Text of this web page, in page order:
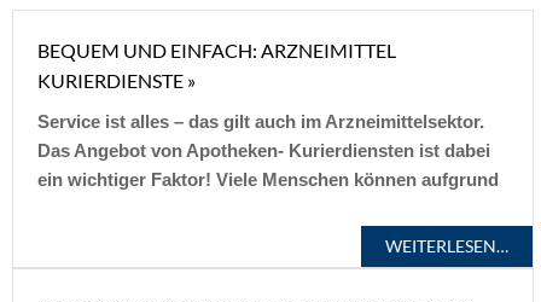
BEQUEM UND EINFACH: ARZNEIMITTEL
KURIERDIENSTE »
Service ist alles – das gilt auch im Arzneimittelsektor.
Das Angebot von Apotheken- Kurierdiensten ist dabei
ein wichtiger Faktor! Viele Menschen können aufgrund
WEITERLESEN…